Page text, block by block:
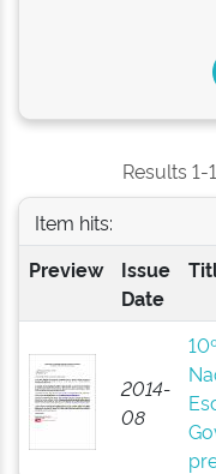
Results
Item hits:
Preview
Issue
Date
2014-
08